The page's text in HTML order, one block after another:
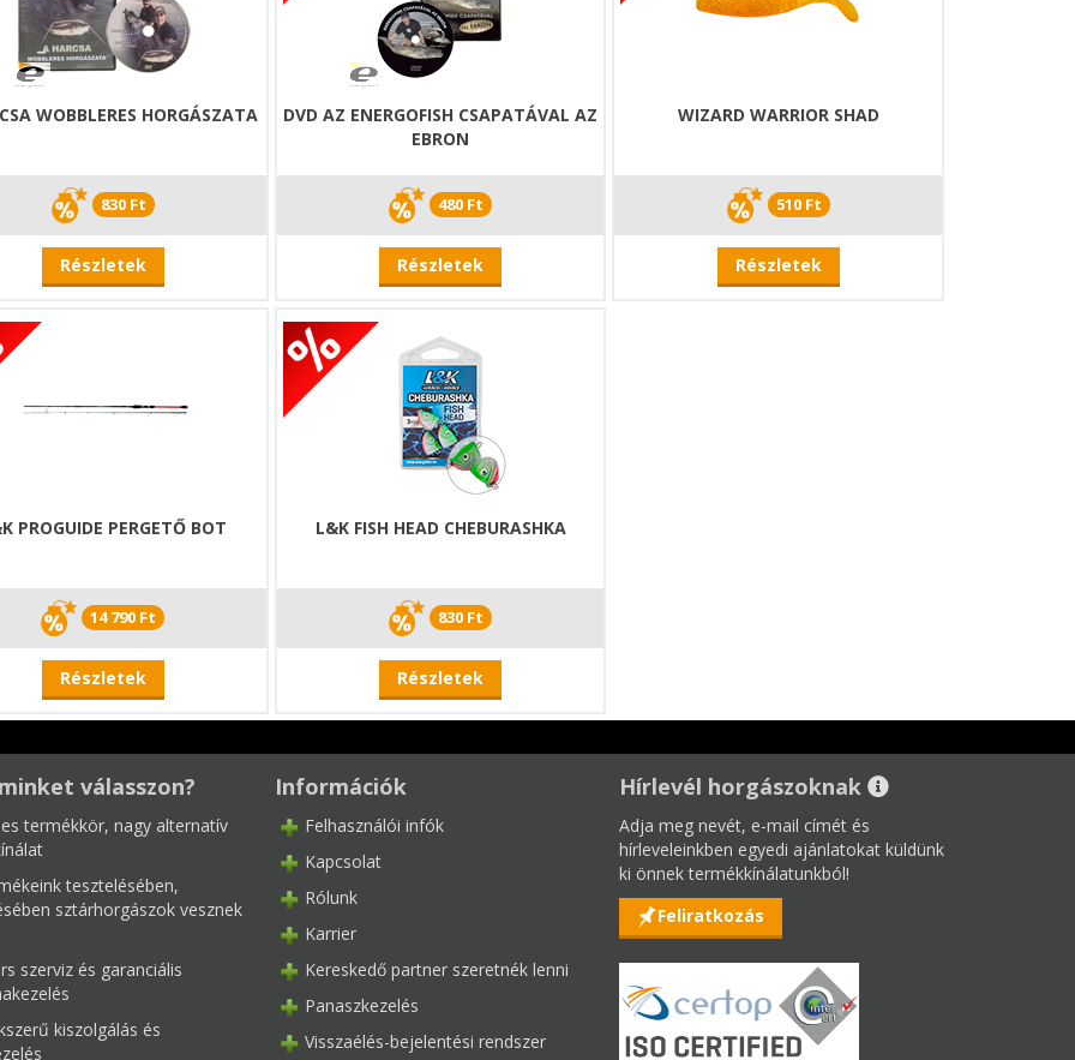
WOBBLERES HORGÁSZATA
830 Ft
Részletek
DVD AZ ENERGOFISH CSAPATÁVAL AZ
EBRON
480 Ft
Részletek
WIZARD WARRIOR SHAD
510 Ft
Részletek
PROGUIDE PERGETŐ BOT
14 790 Ft
Részletek
L&K FISH HEAD CHEBURASHKA
830 Ft
Részletek
válasszon?
termékkör, nagy alternatív
tesztelésében,
sztárhorgászok vesznek
szerviz és garanciális
kiszolgálás és
Információk
Felhasználói infók
Kapcsolat
Rólunk
Karrier
Kereskedő partner szeretnék lenni
Panaszkezelés
Visszaélés-bejelentési rendszer
Hírlevél horgászoknak
Adja meg nevét, e-mail címét és
hírleveleinkben egyedi ajánlatokat küldünk
ki önnek termékkínálatunkból!
Feliratkozás